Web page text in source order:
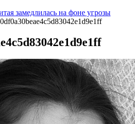
замедлилась на фоне угрозы